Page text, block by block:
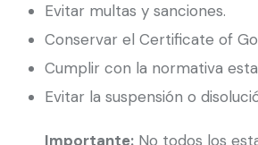
Evitar multas y sanciones.
Conservar el Certificate of
Cumplir con la normativa
Evitar la suspensión o
Importante: No todos los